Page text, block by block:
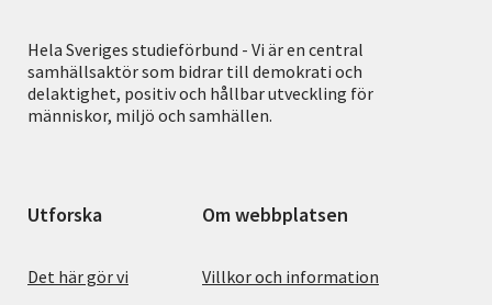
Hela Sveriges studieförbund - Vi är en central
samhällsaktör som bidrar till demokrati och
delaktighet, positiv och hållbar utveckling för
människor, miljö och samhällen.
Utforska
Det här gör vi
Om webbplatsen
Villkor och information